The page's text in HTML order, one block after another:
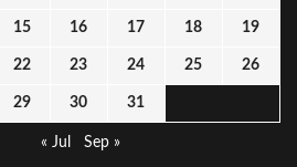
15 16 17 18 19
22 23 24 25 26
29 30 31
« Jul Sep »